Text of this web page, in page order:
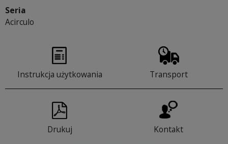
Seria
Acirculo
Instrukcja użytkowania Transport
Drukuj Kontakt